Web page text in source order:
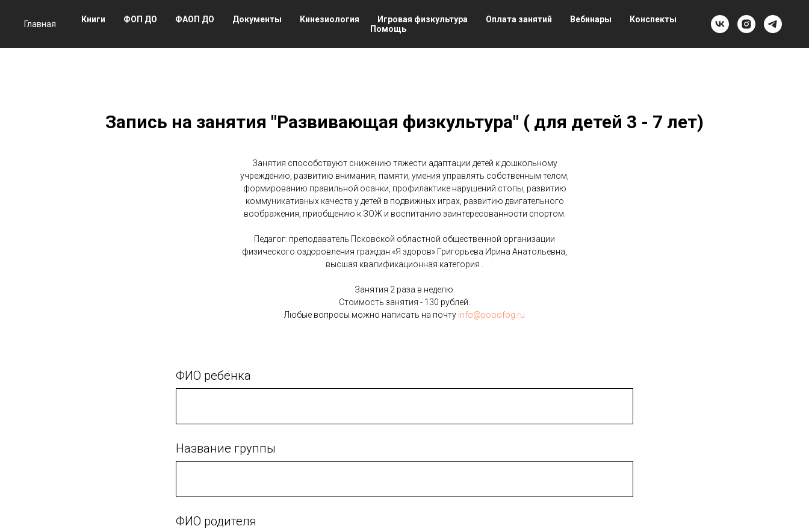
Главная Книги ФОП ДО ФАОП ДО Документы Кинезиология Игровая физкультура Оплата занятий Вебинары
Конспекты
Помощь
Запись на занятия "Развивающая физкультура" ( для детей 3 - 7 лет)
Занятия способствуют снижению тяжести адаптации детей к дошкольному
учреждению, развитию внимания, памяти, умения управлять собственным телом,
формированию правильной осанки, профилактике нарушений стопы, развитию
коммуникативных качеств у детей в подвижных играх, развитию двигательного
воображения, приобщению к ЗОЖ и воспитанию заинтересованности спортом.
Педагог: преподаватель Псковской областной общественной организации
физического оздоровления граждан «Я здоров» Григорьева Ирина Анатольевна,
высшая квалификационная категория .
Занятия 2 раза в неделю.
Стоимость занятия - 130 рублей.
Любые вопросы можно написать на почту info@pooofog.ru
ФИО ребёнка
Название группы
ФИО родителя